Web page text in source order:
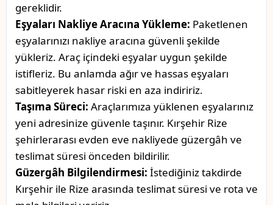
gereklidir.
Eşyaları Nakliye Aracına Yükleme: Paketlenen
eşyalarınızı nakliye aracına güvenli şekilde
yükleriz. Araç içindeki eşyalar uygun şekilde
istifleriz. Bu anlamda ağır ve hassas eşyaları
sabitleyerek hasar riski en aza indiririz.
Taşıma Süreci: Araçlarımıza yüklenen eşyalarınız
yeni adresinize güvenle taşınır. Kırşehir Rize
şehirlerarası evden eve nakliyede güzergâh ve
teslimat süresi önceden bildirilir.
Güzergâh Bilgilendirmesi: İstediğiniz takdirde
Kırşehir ile Rize arasında teslimat süresi ve rota ve